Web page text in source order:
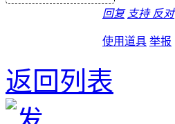
回复 支持 反对
使用道具 举报
返回列表